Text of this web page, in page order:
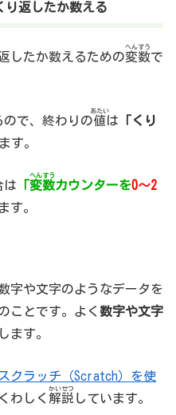
り返したか数える
したか数えるための変数
へんすう
で
ので、終わりの値
あたい
は 「くり
す。
は 「変数
へんすう
カウンターを0～2
す。
字や文字のようなデータを
ことです。よく 数字や文字
ます。
クラッチ（Scratch）を使
わしく 解説
かいせつ
しています。